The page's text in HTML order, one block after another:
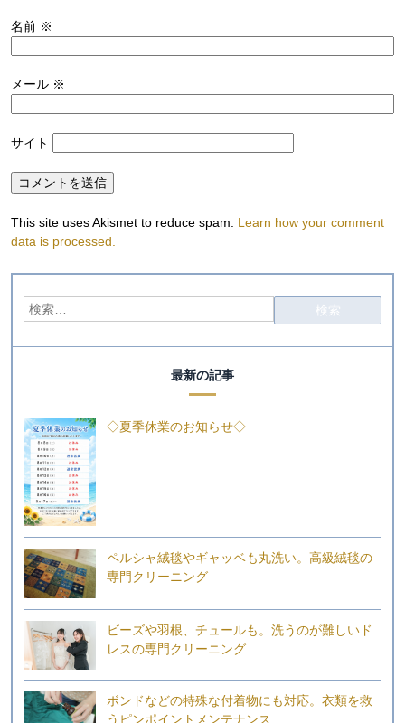
名前 ※
メール ※
サイト
This site uses Akismet to reduce spam. Learn how your comment
data is processed.
最新の記事
◇夏季休業のお知らせ◇
ペルシャ絨毯やギャッベも丸洗い。高級絨毯の
専門クリーニング
ビーズや羽根、チュールも。洗うのが難しいド
レスの専門クリーニング
ボンドなどの特殊な付着物にも対応。衣類を救
うピンポイントメンテナンス